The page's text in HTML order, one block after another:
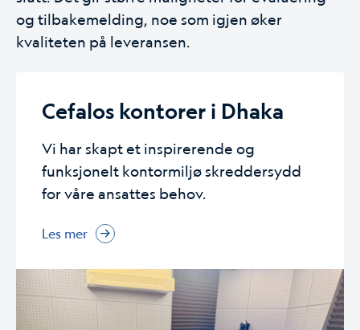
og tilbakemelding, noe som igjen øker
kvaliteten på leveransen.
Cefalos kontorer i Dhaka
Vi har skapt et inspirerende og
funksjonelt kontormiljø skreddersydd
for våre ansattes behov.
Les mer